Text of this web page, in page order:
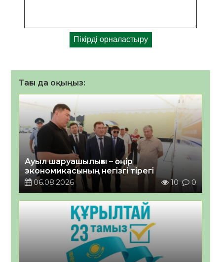
Тағы да оқыңыз:
Ауыл шаруашылығы – өңір
экономикасының негізгі тірегі
06.08.2026
10 0